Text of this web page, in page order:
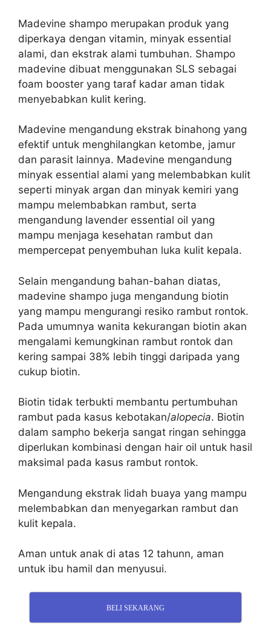
Madevine shampo merupakan produk yang
diperkaya dengan vitamin, minyak essential
alami, dan ekstrak alami tumbuhan. Shampo
madevine dibuat menggunakan SLS sebagai
foam booster yang taraf kadar aman tidak
menyebabkan kulit kering.
Madevine mengandung ekstrak binahong yang
efektif untuk menghilangkan ketombe, jamur
dan parasit lainnya. Madevine mengandung
minyak essential alami yang melembabkan kulit
seperti minyak argan dan minyak kemiri yang
mampu melembabkan rambut, serta
mengandung lavender essential oil yang
mampu menjaga kesehatan rambut dan
mempercepat penyembuhan luka kulit kepala.
Selain mengandung bahan-bahan diatas,
madevine shampo juga mengandung biotin
yang mampu mengurangi resiko rambut rontok.
Pada umumnya wanita kekurangan biotin akan
mengalami kemungkinan rambut rontok dan
kering sampai 38% lebih tinggi daripada yang
cukup biotin.
Biotin tidak terbukti membantu pertumbuhan
rambut pada kasus kebotakan/alopecia. Biotin
dalam sampho bekerja sangat ringan sehingga
diperlukan kombinasi dengan hair oil untuk hasil
maksimal pada kasus rambut rontok.
Mengandung ekstrak lidah buaya yang mampu
melembabkan dan menyegarkan rambut dan
kulit kepala.
Aman untuk anak di atas 12 tahunn, aman
untuk ibu hamil dan menyusui.
BELI SEKARANG